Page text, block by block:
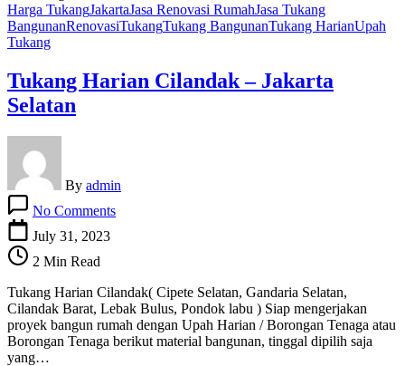
Harga TukangJakartaJasa Renovasi RumahJasa Tukang
BangunanRenovasiTukangTukang BangunanTukang HarianUpah
Tukang
Tukang Harian Cilandak – Jakarta
Selatan
By admin
No CommentsTukang
Selatan
July 31, 2023
2 Min Read
Tukang Harian Cilandak( Cipete Selatan, Gandaria Selatan,
Cilandak Barat, Lebak Bulus, Pondok labu ) Siap mengerjakan
proyek bangun rumah dengan Upah Harian / Borongan Tenaga atau
Borongan Tenaga berikut material bangunan, tinggal dipilih saja
yang…